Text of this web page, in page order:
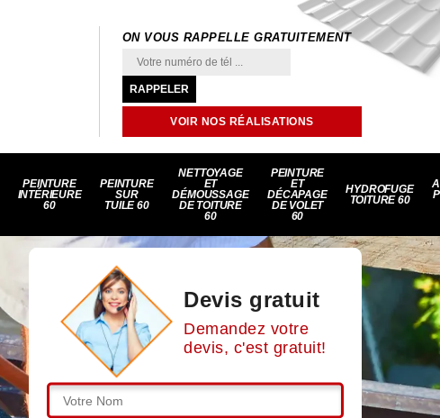
ON VOUS RAPPELLE GRATUITEMENT
VOIR NOS RÉALISATIONS
PEINTURE
INTÉRIEURE
60
PEINTURE
SUR
TUILE 60
NETTOYAGE
ET
DÉMOUSSAGE
DE TOITURE
60
PEINTURE
ET
DÉCAPAGE
DE VOLET
60
HYDROFUGE
TOITURE 60
Devis gratuit
Demandez votre
devis, c'est gratuit!